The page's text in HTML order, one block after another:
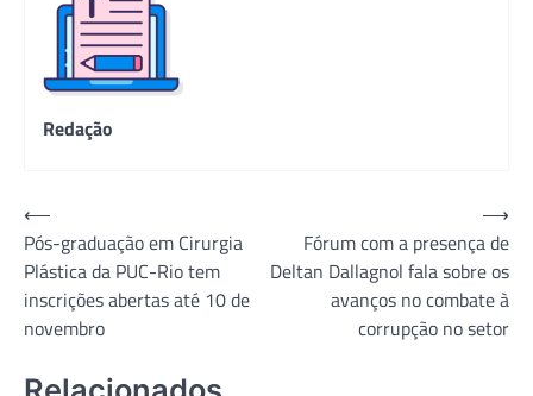
Redação
Navegação
de
Post
⟵
Pós-graduação em Cirurgia
Plástica da PUC-Rio tem
inscrições abertas até 10 de
novembro
Fórum com a presença de
Deltan Dallagnol fala sobre os
avanços no combate à
corrupção no setor
⟶